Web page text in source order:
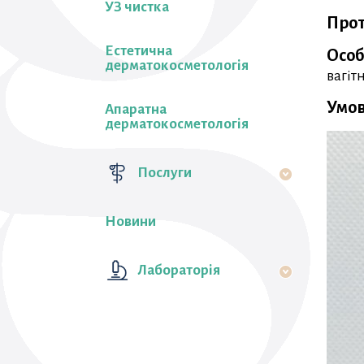
УЗ чистка
Естетична
дерматокосметологія
Апаратна
дерматокосметологія
Послуги
Новини
Лабораторiя